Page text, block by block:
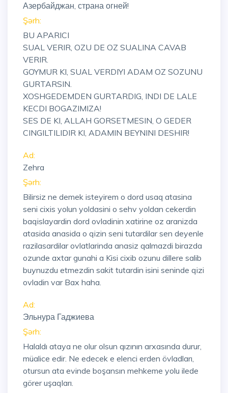
Азербайджан, страна огней!
Şərh:
BU APARICI
SUAL VERIR, OZU DE OZ SUALINA CAVAB
VERIR.
GOYMUR KI, SUAL VERDIYI ADAM OZ SOZUNU
GURTARSIN.
XOSHGEDEMDEN GURTARDIG, INDI DE LALE
KECDI BOGAZIMIZA!
SES DE KI, ALLAH GORSETMESIN, O GEDER
CINGILTILIDIR KI, ADAMIN BEYNINI DESHIR!
Ad:
Zehra
Şərh:
Bilirsiz ne demek isteyirem o dord usaq atasina
seni cixis yolun yoldasini o sehv yoldan cekerdin
baqislayardin dord ovladinin xatirine oz aranizda
atasida anasida o qizin seni tutardilar sen deyenle
razilasardilar ovlatlarinda anasiz qalmazdi birazda
ozunde axtar gunahi a Kisi cixib ozunu dillere salib
buynuzdu etmezdin sakit tutardin isini seninde qizi
ovladin var Bax haha.
Ad:
Эльнура Гаджиева
Şərh:
Halaldı ataya ne olur olsun qızının arxasında durur,
müalice edir. Ne edecek e elenci erden övladları,
otursun ata evinde boşansın mehkeme yolu ilede
görer uşaqları.